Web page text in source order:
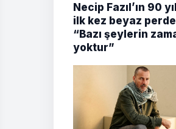
Necip Fazıl’ın 90
ilk kez beyaz
“Bazı şeylerin
yoktur”